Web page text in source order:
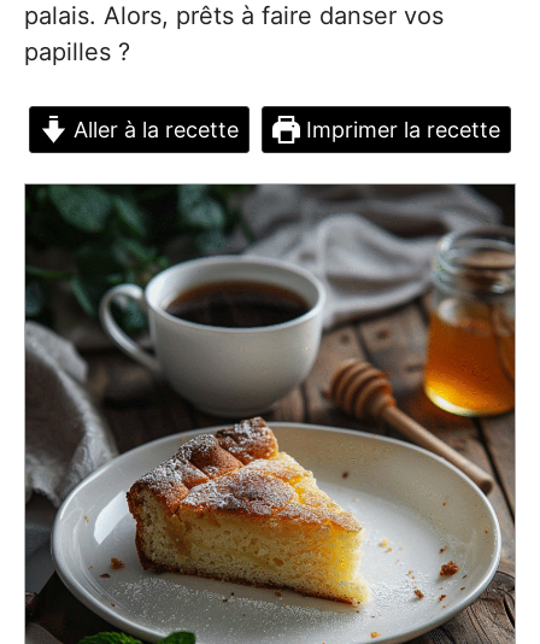
palais. Alors, prêts à faire danser vos
papilles ?
Aller à la recette Imprimer la recette